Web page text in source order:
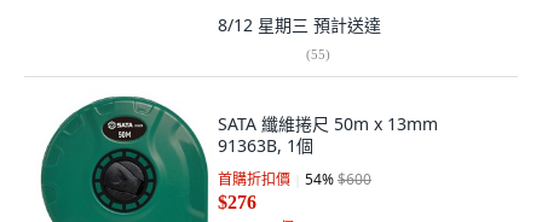
8/12 星期三 預計送達
(55)
SATA 纖維捲尺 50m x 13mm
91363B, 1個
首購折扣價 54%$600
$276